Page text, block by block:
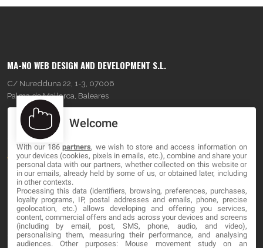
MA-NO WEB DESIGN AND DEVELOPMENT S.L.
C/ Nuredduna 22, 1-3, 07006
Palma de Mallorca, Baleares
OUR COMPANY
About
Blog
Contact
LEGAL
Welcome
With our 186partners, we wish to store and access information on
your devices (cookies, pixels in emails, etc.), combine and share your
personal data with our partners, whether collected on this website or
in our emails, already held by some of us, or obtained later, including
in other contexts.
Processing this data (identifiers, browsing, preferences, purchases,
loyalty programs, IP, postal addresses and emails, phone, precise
geolocation, etc.) allows developing and offering you services,
content, commercial offers and ads across your devices and screens
(including by email, post, SMS, phone, audio, and video),
personalising them, measuring their performance, and analysing
audiences. Other purposes: Mouse movement study on an